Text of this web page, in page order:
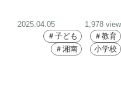
2025.04.05
1,978 view
＃子ども
＃教育
＃湘南
小学校